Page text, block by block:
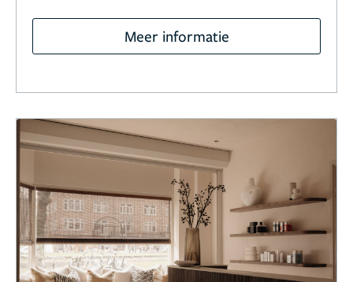
Meer informatie